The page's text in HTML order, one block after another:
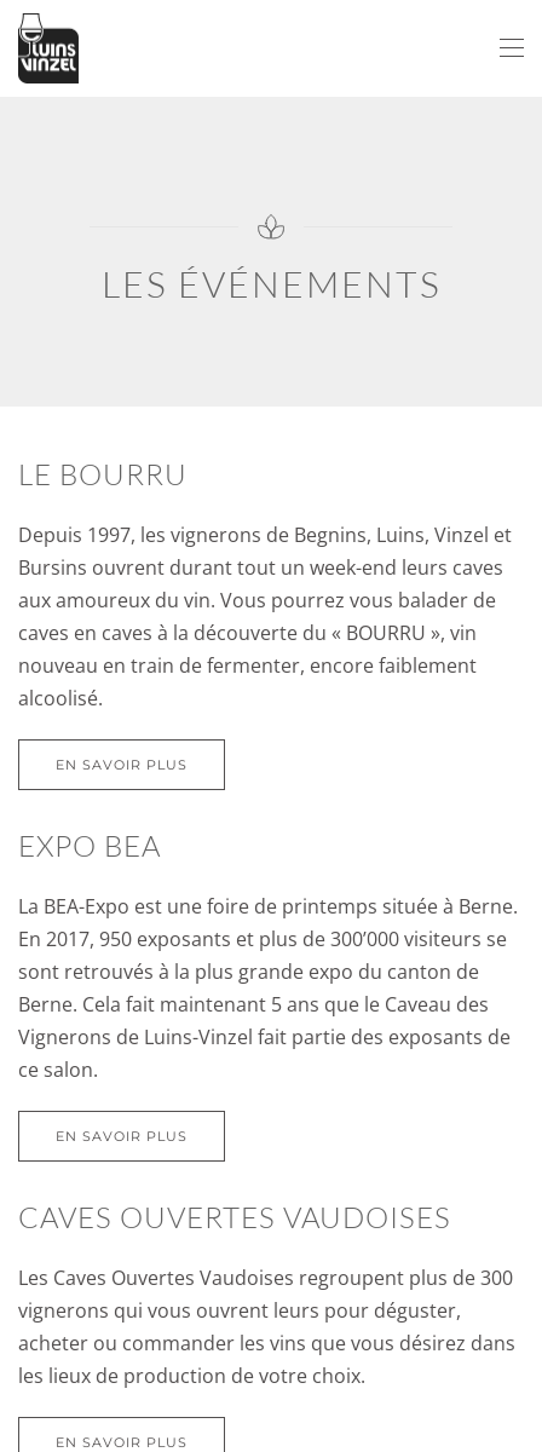
Passer au contenu principal
LES ÉVÉNEMENTS
LE BOURRU
Depuis 1997, les vignerons de Begnins, Luins, Vinzel et
Bursins ouvrent durant tout un week-end leurs caves
aux amoureux du vin. Vous pourrez vous balader de
caves en caves à la découverte du « BOURRU », vin
nouveau en train de fermenter, encore faiblement
alcoolisé.
EN SAVOIR PLUS
EXPO BEA
La BEA-Expo est une foire de printemps située à Berne.
En 2017, 950 exposants et plus de 300’000 visiteurs se
sont retrouvés à la plus grande expo du canton de
Berne. Cela fait maintenant 5 ans que le Caveau des
Vignerons de Luins-Vinzel fait partie des exposants de
ce salon.
EN SAVOIR PLUS
CAVES OUVERTES VAUDOISES
Les Caves Ouvertes Vaudoises regroupent plus de 300
vignerons qui vous ouvrent leurs pour déguster,
acheter ou commander les vins que vous désirez dans
les lieux de production de votre choix.
EN SAVOIR PLUS